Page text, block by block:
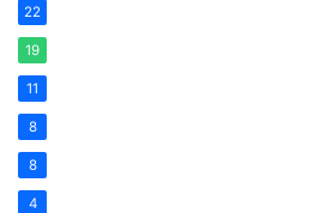
22
19
11
8
8
4